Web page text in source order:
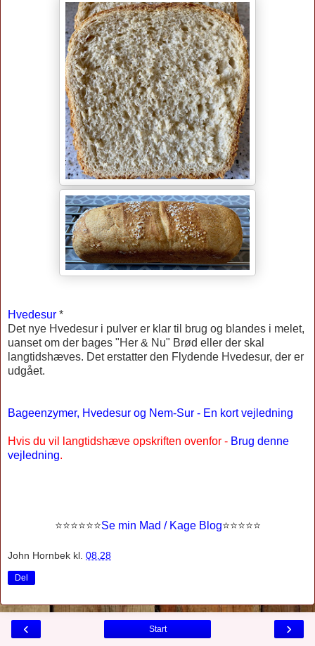
Hvedesur *
Det nye Hvedesur i pulver er klar til brug og blandes i melet,
uanset om der bages "Her & Nu" Brød eller der skal
langtidshæves. Det erstatter den Flydende Hvedesur, der er
udgået.
Bageenzymer, Hvedesur og Nem-Sur - En kort vejledning
Hvis du vil langtidshæve opskriften ovenfor - Brug denne
vejledning.
⭐⭐⭐⭐⭐⭐Se min Mad / Kage Blog⭐⭐⭐⭐⭐
John Hornbek kl. 08.28
Del
‹ ›
Start